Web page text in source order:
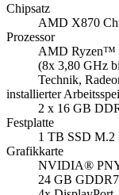
Chipsatz
AMD X870
Prozessor
AMD Ryzen™
(8x 3,80 GHz
Technik,
installierter
2 x 16 GB
Festplatte
1 TB SSD
Grafikkarte
NVIDIA®
24 GB GDDR7